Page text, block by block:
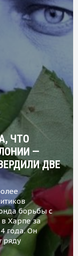
ЧТО
—
ДВЕ
борьбы с
Харпе за
года. Он
ряду